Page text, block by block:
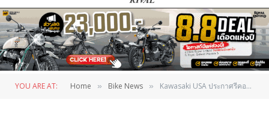
YOU ARE AT: Home » Bike News » Kawasaki USA ประกาศรีคอลล์ Z900-Series (Z900, Z900RS) จากปัญหาสายเบรกและสายเซนเซอร์ด้านหลังเสี่ยงต่อการขาด